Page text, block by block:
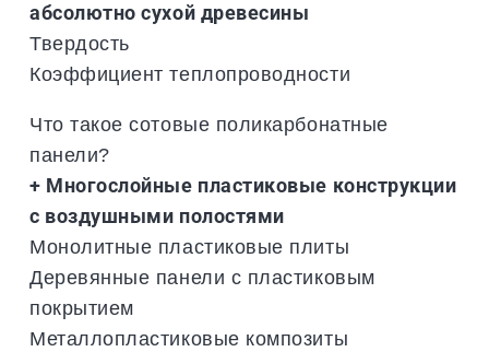
абсолютно сухой древесины
Твердость
Коэффициент теплопроводности
Что такое сотовые поликарбонатные
панели?
+ Многослойные пластиковые конструкции
с воздушными полостями
Монолитные пластиковые плиты
Деревянные панели с пластиковым
покрытием
Металлопластиковые композиты